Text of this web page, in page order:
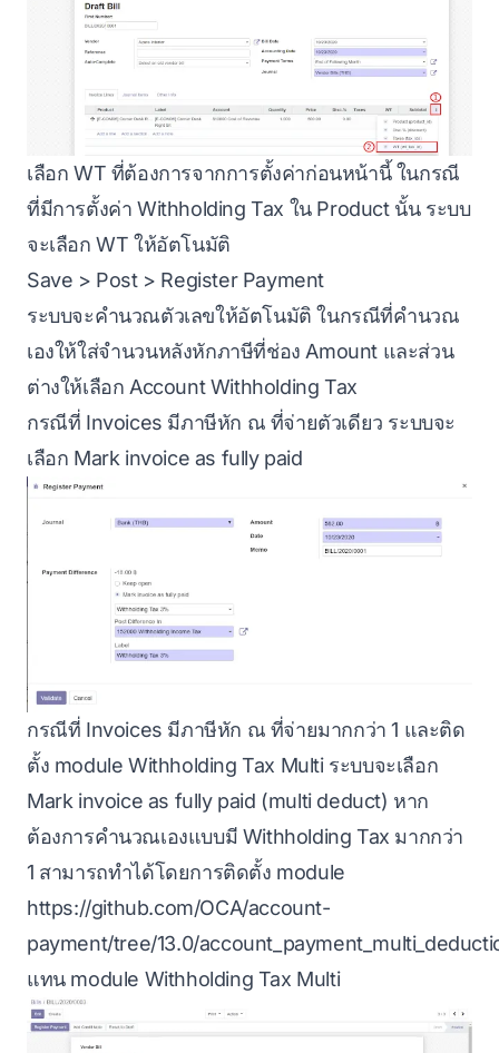
เลือก WT ที่ต้องการจากการตั้งค่าก่อนหน้านี้ ในกรณี
ที่มีการตั้งค่า Withholding Tax ใน Product นั้น ระบบ
จะเลือก WT ให้อัตโนมัติ
Save > Post > Register Payment
ระบบจะคำนวณตัวเลขให้อัตโนมัติ ในกรณีที่คำนวณ
เองให้ใส่จำนวนหลังหักภาษีที่ช่อง Amount และส่วน
ต่างให้เลือก Account Withholding Tax
กรณีที่ Invoices มีภาษีหัก ณ ที่จ่ายตัวเดียว ระบบจะ
เลือก Mark invoice as fully paid
กรณีที่ Invoices มีภาษีหัก ณ ที่จ่ายมากกว่า 1 และติด
ตั้ง module Withholding Tax Multi ระบบจะเลือก
Mark invoice as fully paid (multi deduct) หาก
ต้องการคำนวณเองแบบมี Withholding Tax มากกว่า
1 สามารถทำได้โดยการติดตั้ง module
https://github.com/OCA/account-
payment/tree/13.0/
แทน module Withholding Tax Multi